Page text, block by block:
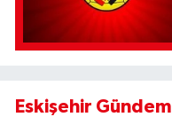
Eskişehir Gündem